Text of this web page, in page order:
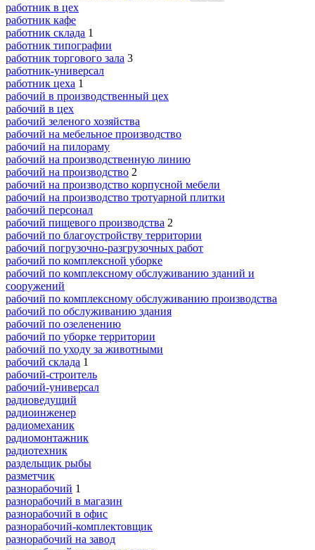
работник в цех
работник кафе
работник склада 1
работник типографии
работник торгового зала 3
работник-универсал
работник цеха 1
рабочий в производственный цех
рабочий в цех
рабочий зеленого хозяйства
рабочий на мебельное производство
рабочий на пилораму
рабочий на производственную линию
рабочий на производство 2
рабочий на производство корпусной мебели
рабочий на производство тротуарной плитки
рабочий персонал
рабочий пищевого производства 2
рабочий по благоустройству территории
рабочий погрузочно-разгрузочных работ
рабочий по комплексной уборке
рабочий по комплексному обслуживанию зданий и
сооружений
рабочий по комплексному обслуживанию производства
рабочий по обслуживанию здания
рабочий по озеленению
рабочий по уборке территории
рабочий по уходу за животными
рабочий склада 1
рабочий-строитель
рабочий-универсал
радиоведущий
радиоинженер
радиомеханик
радиомонтажник
радиотехник
раздельщик рыбы
разметчик
разнорабочий 1
разнорабочий в магазин
разнорабочий в офис
разнорабочий-комплектовщик
разнорабочий на завод